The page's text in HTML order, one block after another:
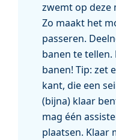
zwemt op deze
Zo maakt het
passeren.
banen te tellen.
banen! Tip: zet
kant, die een
(bijna) klaar
mag één
plaatsen. Klaar